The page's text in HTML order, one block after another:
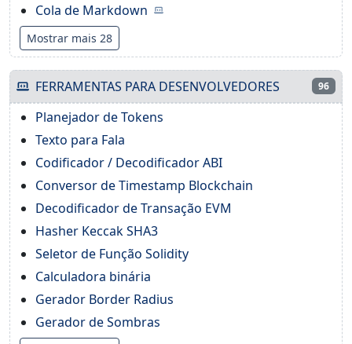
Cola de Markdown
Mostrar mais 28
FERRAMENTAS PARA DESENVOLVEDORES 96
Planejador de Tokens
Texto para Fala
Codificador / Decodificador ABI
Conversor de Timestamp Blockchain
Decodificador de Transação EVM
Hasher Keccak SHA3
Seletor de Função Solidity
Calculadora binária
Gerador Border Radius
Gerador de Sombras